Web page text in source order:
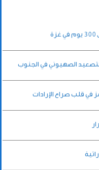
الصهيوني في الجنوب
قلب صراع الإرادات